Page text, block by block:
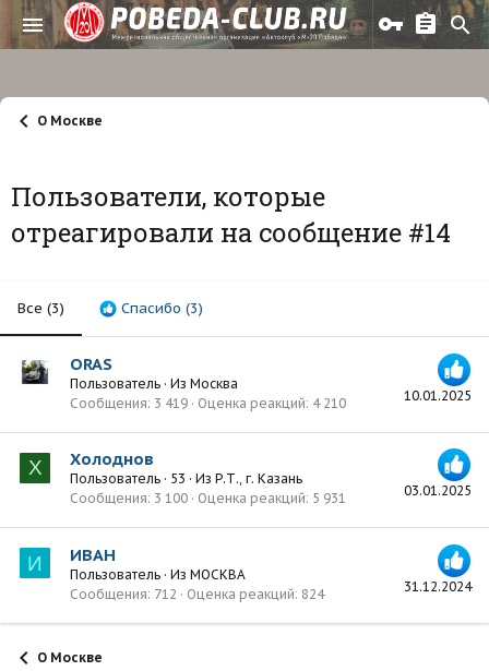
О Москве
Пользователи, которые
отреагировали на сообщение #14
Все (3) Спасибо (3)
10.01.2025
ORAS
Пользователь · Из Москва
Сообщения 3 419 Оценка реакций 4 210
Х
03.01.2025
Холоднов
Пользователь · 53 · Из Р.Т., г. Казань
Сообщения 3 100 Оценка реакций 5 931
И
31.12.2024
ИВАН
Пользователь · Из МОСКВА
Сообщения 712 Оценка реакций 824
О Москве